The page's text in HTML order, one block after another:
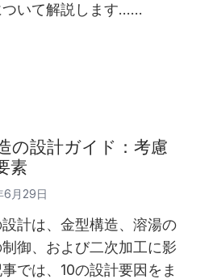
ついて解説します……
の設計ガイド：考慮
素
6月29日
計は、金型構造、溶湯の
御、および二次加工に影
では、10の設計要因をま